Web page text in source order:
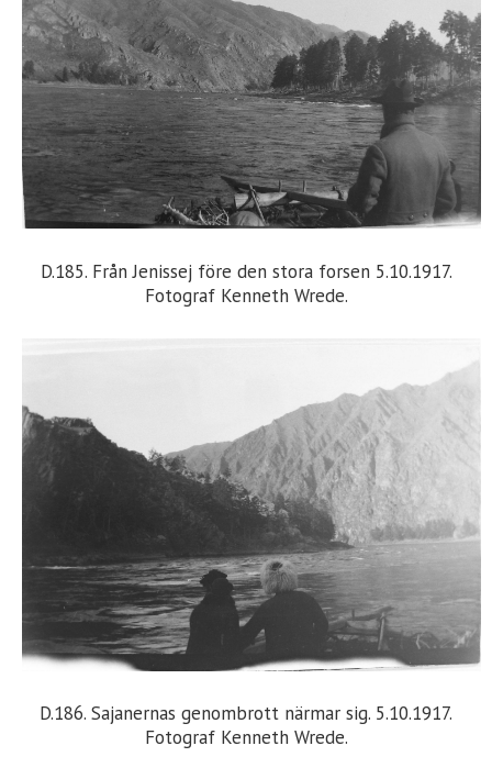
D.185. Från Jenissej före den stora forsen 5.10.1917.
Fotograf Kenneth Wrede.
D.186. Sajanernas genombrott närmar sig. 5.10.1917.
Fotograf Kenneth Wrede.